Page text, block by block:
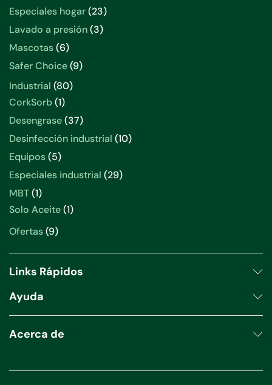
Especiales hogar 2323
productos
Lavado a presión 33
Mascotas 66
productos
Safer Choice 99
Industrial 8080
CorkSorb 11
producto
Desengrase 3737
productos
Desinfección industrial 1010
Equipos 55
productos
Especiales industrial 2929
MBT 11
producto
Solo Aceite 11
Ofertas 99
Links Rápidos
Ayuda
Acerca de